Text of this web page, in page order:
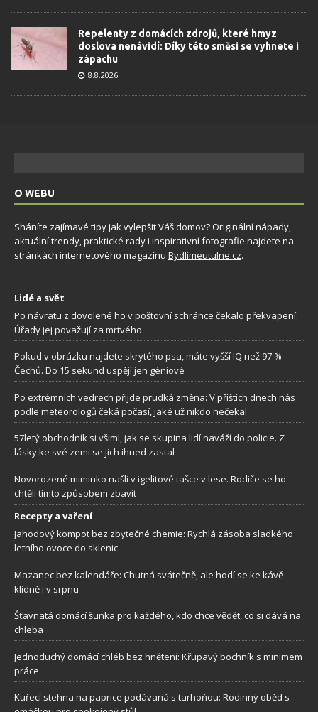
Repelenty z domácích zdrojů, které hmyz
doslova nenávidí: Díky této směsi se vyhnete i
zápachu
8.8.2026
O WEBU
Sháníte zajímavé tipy jak vylepšit Váš domov? Originální nápady,
aktuální trendy, praktické rady i inspirativní fotografie najdete na
stránkách internetového magazínu Bydlimeutulne.cz.
Lidé a svět
Po návratu z dovolené ho v poštovní schránce čekalo překvapení.
Úřady jej považují za mrtvého
Pokud v obrázku najdete skrytého psa, máte vyšší IQ než 97 %
Čechů. Do 15 sekund uspějí jen géniové
Po extrémních vedrech přijde prudká změna: V příštích dnech nás
podle meteorologů čeká počasí, jaké už nikdo nečekal
57letý obchodník si všiml, jak se skupina lidí naváží do policie. Z
lásky ke své zemi se jich ihned zastal
Novorozené miminko našli v igelitové tašce v lese. Rodiče se ho
chtěli tímto způsobem zbavit
Recepty a vaření
Jahodový kompot bez zbytečné chemie: Rychlá zásoba sladkého
letního ovoce do sklenic
Mazanec bez kalendáře: Chutná svátečně, ale hodí se ke kávě
klidně i v srpnu
Šťavnatá domácí šunka pro každého, kdo chce vědět, co si dává na
chleba
Jednoduchý domácí chléb bez hnětení: Křupavý bochník s minimem
práce
Kuřecí stehna na paprice podávaná s tarhoňou: Rodinný oběd s